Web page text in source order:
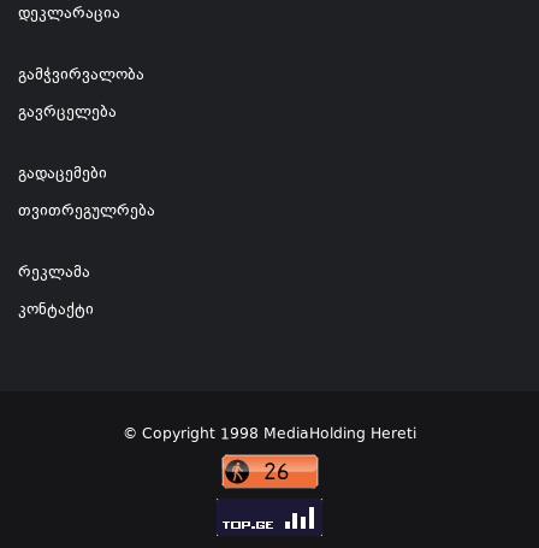
დეკლარაცია
გამჭვირვალობა
გავრცელება
გადაცემები
თვითრეგულრება
რეკლამა
კონტაქტი
© Copyright 1998 MediaHolding Hereti